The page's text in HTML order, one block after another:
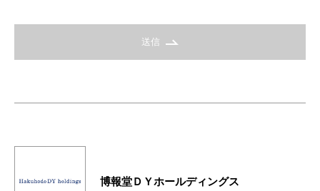
送信
博報堂ＤＹホールディングス